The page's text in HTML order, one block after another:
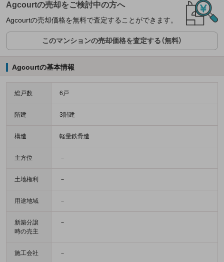
Agcourtの売却をご検討中の方へ
Agcourtの売却価格を無料で査定することができます。
このマンションの売却価格を査定する（無料）
Agcourtの基本情報
総戸数 6戸
階建 3階建
構造 軽量鉄骨造
主方位 －
土地権利 －
用途地域 －
新築分譲
時の売主
－
施工会社 －